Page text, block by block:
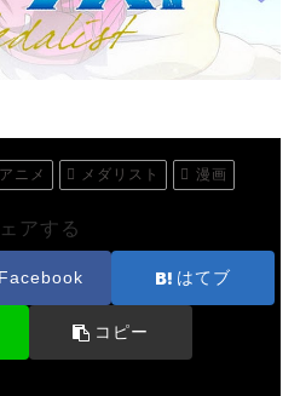
アニメ メダリスト 漫画
アする
Facebook はてブ
コピー